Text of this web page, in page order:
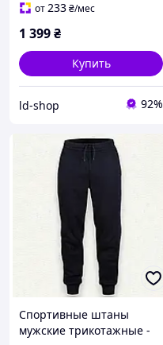
от233₴/мес
1 399₴
Купить
ld-shop 92%
Спортивные штаны
мужские трикотажные -